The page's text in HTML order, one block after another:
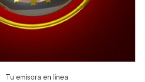
Tu emisora en linea